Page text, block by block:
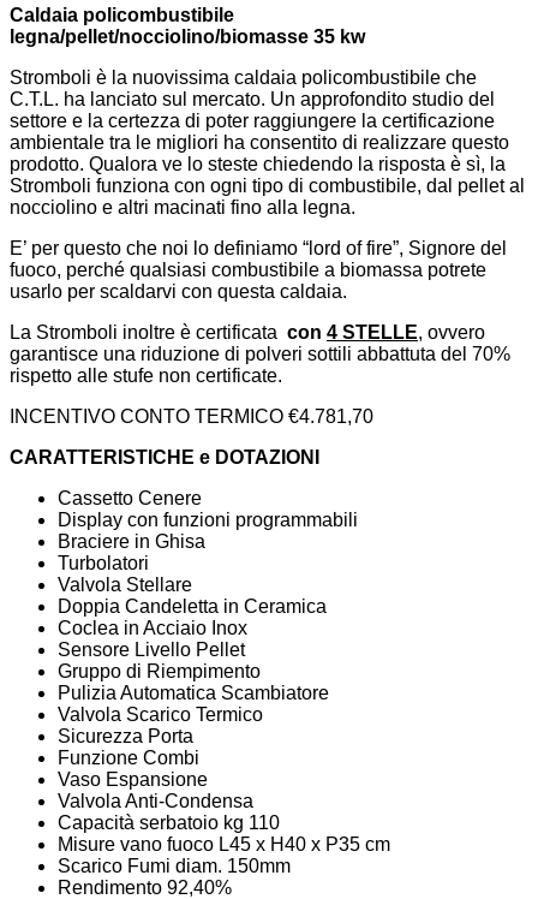
Caldaia policombustibile
legna/pellet/nocciolino/biomasse 35 kw
Stromboli è la nuovissima caldaia policombustibile che
C.T.L. ha lanciato sul mercato. Un approfondito studio del
settore e la certezza di poter raggiungere la certificazione
ambientale tra le migliori ha consentito di realizzare questo
prodotto. Qualora ve lo steste chiedendo la risposta è sì, la
Stromboli funziona con ogni tipo di combustibile, dal pellet al
nocciolino e altri macinati fino alla legna.
E’ per questo che noi lo definiamo “lord of fire”, Signore del
fuoco, perché qualsiasi combustibile a biomassa potrete
usarlo per scaldarvi con questa caldaia.
La Stromboli inoltre è certificata con 4 STELLE, ovvero
garantisce una riduzione di polveri sottili abbattuta del 70%
rispetto alle stufe non certificate.
INCENTIVO CONTO TERMICO €4.781,70
CARATTERISTICHE e DOTAZIONI
Cassetto Cenere
Display con funzioni programmabili
Braciere in Ghisa
Turbolatori
Valvola Stellare
Doppia Candeletta in Ceramica
Coclea in Acciaio Inox
Sensore Livello Pellet
Gruppo di Riempimento
Pulizia Automatica Scambiatore
Valvola Scarico Termico
Sicurezza Porta
Funzione Combi
Vaso Espansione
Valvola Anti-Condensa
Capacità serbatoio kg 110
Misure vano fuoco L45 x H40 x P35 cm
Scarico Fumi diam. 150mm
Rendimento 92,40%